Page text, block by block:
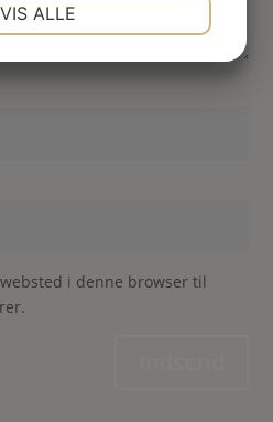
i denne browser til
ALLE